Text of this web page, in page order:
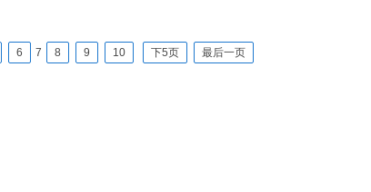
6 7 8 9 10 下5页 最后一页